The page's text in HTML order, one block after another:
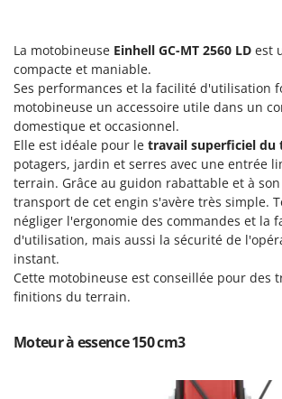
H
Haches - Cognées et Hachettes
Hachoirs à viande
Herses à Dents
Herses Rotatives
L
Lames à neige
Lames niveleuses pour tracteur
Lave-vitres
Lieuses électriques pour vignes
M
EcoFlow
Edilmark
Effeuno
Einhell
Elegen
Energy Gruppi
Enotecnica Pillan
Eschenfelder
EuroMech
Eurosystems
F
FAC
La motobineuse Einhell GC-MT 2560 LD est
compacte et maniable.
Ses performances et la facilité d'utilisation
motobineuse un accessoire utile dans un
domestique et occasionnel.
Elle est idéale pour le travail superficiel du
potagers, jardin et serres avec une entrée
terrain. Grâce au guidon rabattable et à
transport de cet engin s'avère très simple.
négliger l'ergonomie des commandes et la
d'utilisation, mais aussi la sécurité de
instant.
Cette motobineuse est conseillée pour des
finitions du terrain.
Moteur à essence 150 cm3